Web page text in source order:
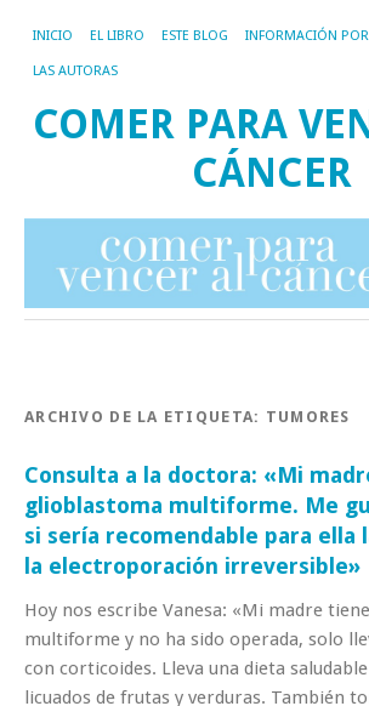
INICIO EL LIBRO ESTE BLOG INFORMACIÓN
LAS AUTORAS
COMER PARA
CÁNCER
ARCHIVO DE LA ETIQUETA: TUMORES
Consulta a la doctora: «Mi
glioblastoma multiforme. Me
si sería recomendable para ella
la electroporación irreversible»
Hoy nos escribe Vanesa: «Mi madre
multiforme y no ha sido operada, solo
con corticoides. Lleva una dieta
licuados de frutas y verduras. También